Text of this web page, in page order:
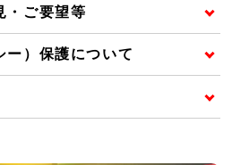
・ご要望等
ー）保護について